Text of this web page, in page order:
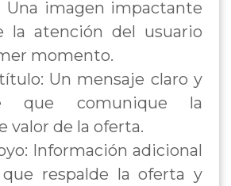
Una imagen impactante
la atención del usuario
momento.
Un mensaje claro y
que comunique la
valor de la oferta.
Información adicional
respalde la oferta y